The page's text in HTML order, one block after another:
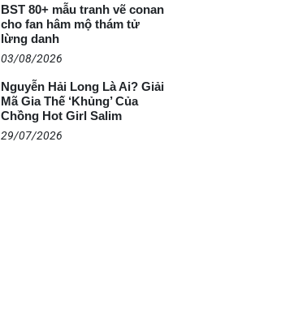
BST 80+ mẫu tranh vẽ conan
cho fan hâm mộ thám tử
lừng danh
03/08/2026
Nguyễn Hải Long Là Ai? Giải
Mã Gia Thế ‘Khủng’ Của
Chồng Hot Girl Salim
29/07/2026